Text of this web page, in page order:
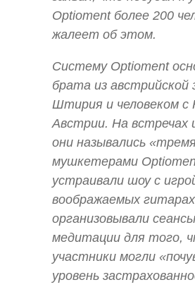
Optioment более 200
жалеет об этом.
Систему Optioment
брата из австрийской
Штирия и человеком с
Австрии. На встречах
они назывались «тремя
мушкетерами
устраивали шоу с
воображаемых
организовывали сеансы
медитации для того,
участники могли
уровень